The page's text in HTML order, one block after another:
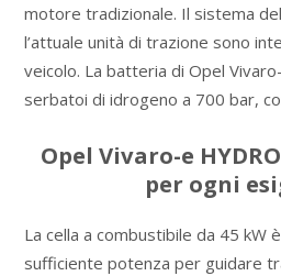
motore tradizionale. Il sistema
l’attuale unità di trazione sono
veicolo. La batteria di Opel
serbatoi di idrogeno a 700 bar,
Opel Vivaro-e
per ogni
La cella a combustibile da 45 kW
sufficiente potenza per guidare